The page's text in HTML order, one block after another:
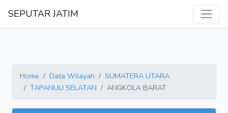
SEPUTAR JATIM
Home Data Wilayah
SUMATERA UTARA
TAPANULI SELATAN
ANGKOLA BARAT